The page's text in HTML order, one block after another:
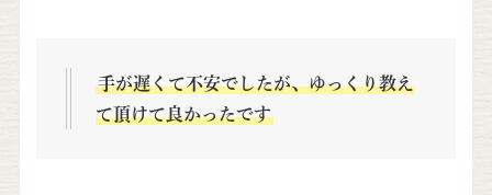
手が遅くて不安でしたが、ゆっくり教え
て頂けて良かったです